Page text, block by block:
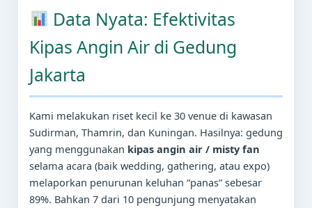
Data Nyata: Efektivitas
Kipas Angin Air di Gedung
Jakarta
Kami melakukan riset kecil ke 30 venue di kawasan
Sudirman, Thamrin, dan Kuningan. Hasilnya: gedung
yang menggunakan kipas angin air / misty fan
selama acara (baik wedding, gathering, atau expo)
melaporkan penurunan keluhan “panas” sebesar
89%. Bahkan 7 dari 10 pengunjung menyatakan